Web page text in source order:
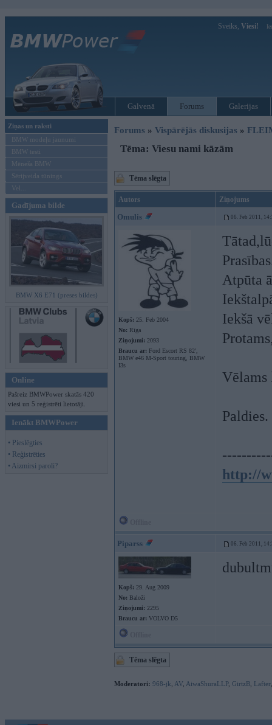
Sveiks, Viesi!
Galvenā Forums Galerijas
Ziņas un raksti
BMW modeļu jaunumi
BMW testi
Mēneša BMW
Sērijveida tūnings
Vel...
Gadījuma bilde
BMW X6 E71 (preses bildes)
Online
Pašreiz BMWPower skatās 420
viesi un 5 reģistrēti lietotāji.
Ienākt BMWPower
• Pieslēgties
• Reģistrēties
• Aizmirsi paroli?
Forums » Vispārējās diskusijas »
Tēma: Viesu nami kāzām
Tēma slēgta
Autors Ziņojums
Omulis 06. Feb 2011,
Kopš: 25. Feb 2004
No: Rīga
Ziņojumi: 2093
Braucu ar: Ford Escort RS 82',
BMW e46 M-Sport touring, BMW
I3s
Atpūta
Iekšā
Vēlams
Paldies.
http://
Piparss 06. Feb 2011,
Kopš: 29. Aug 2009
No: Baloži
Ziņojumi: 2295
Braucu ar: VOLVO D5
Tēma slēgta
Moderatori: 968-jk AV AiwaShuraLLP, GirtzB Lafter